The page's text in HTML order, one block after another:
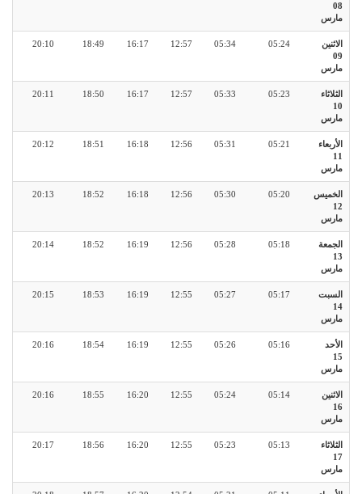
08
مارس
الاثنين
09
مارس
05:24
05:34
12:57
16:17
18:49
20:10
الثلاثاء
10
مارس
05:23
05:33
12:57
16:17
18:50
20:11
الأربعاء
11
مارس
05:21
05:31
12:56
16:18
18:51
20:12
الخميس
12
مارس
05:20
05:30
12:56
16:18
18:52
20:13
الجمعة
13
مارس
05:18
05:28
12:56
16:19
18:52
20:14
السبت
14
مارس
05:17
05:27
12:55
16:19
18:53
20:15
الأحد
15
مارس
05:16
05:26
12:55
16:19
18:54
20:16
الاثنين
16
مارس
05:14
05:24
12:55
16:20
18:55
20:16
الثلاثاء
17
مارس
05:13
05:23
12:55
16:20
18:56
20:17